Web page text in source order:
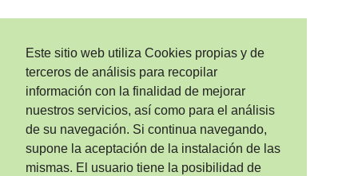
Este sitio web utiliza Cookies propias y de
terceros de análisis para recopilar
información con la finalidad de mejorar
nuestros servicios, así como para el análisis
de su navegación. Si continua navegando,
supone la aceptación de la instalación de las
mismas. El usuario tiene la posibilidad de